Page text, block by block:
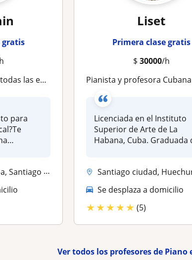
gratis
en tus metas musicales!
para
Condes, Vitacura
Liset
Primera clase gratis
$ 30000/h
Pianista y profesora Cubana especializada en niños y adolescentes. Todos los niveles. Clases de Piano, Solfeo y
Licenciada en el Instituto
Superior de Arte de La
Habana, Cuba. Graduada
Santiago ciudad, Huechuraba, Las Condes, Ñuñoa,
Se desplaza a domicilio
★★★★★ (5)
Ver todos los profesores de Piano